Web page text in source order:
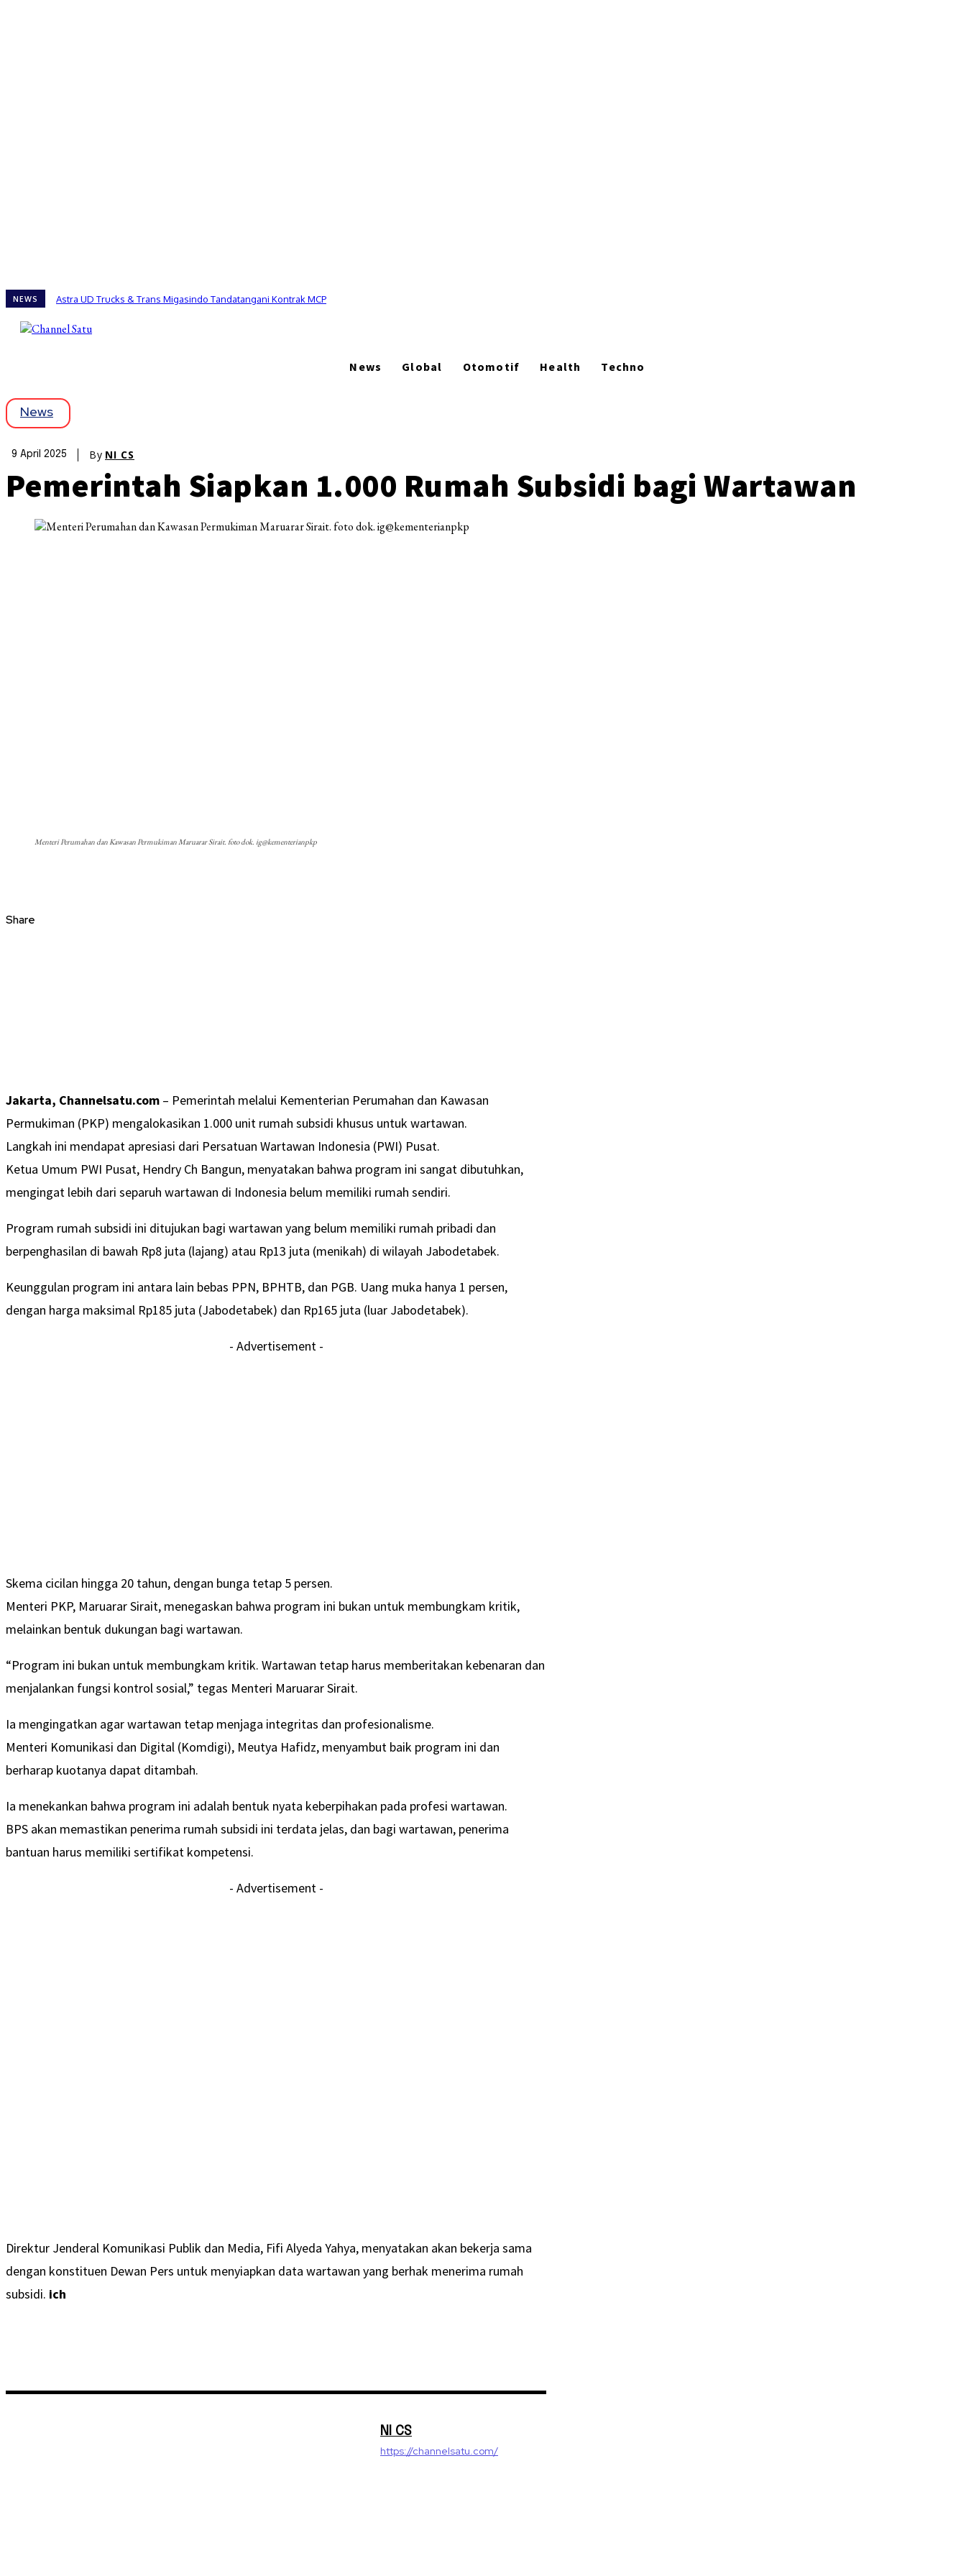
NEWS Astra UD Trucks & Trans Migasindo Tandatangani Kontrak MCP
News Global Otomotif Health Techno
News
9 April 2025 By NI CS
Pemerintah Siapkan 1.000 Rumah Subsidi bagi Wartawan
Menteri Perumahan dan Kawasan Permukiman Maruarar Sirait. foto dok. ig@kementerianpkp
Share
Jakarta, Channelsatu.com – Pemerintah melalui Kementerian Perumahan dan Kawasan
Permukiman (PKP) mengalokasikan 1.000 unit rumah subsidi khusus untuk wartawan.
Langkah ini mendapat apresiasi dari Persatuan Wartawan Indonesia (PWI) Pusat.
Ketua Umum PWI Pusat, Hendry Ch Bangun, menyatakan bahwa program ini sangat dibutuhkan,
mengingat lebih dari separuh wartawan di Indonesia belum memiliki rumah sendiri.
Program rumah subsidi ini ditujukan bagi wartawan yang belum memiliki rumah pribadi dan
berpenghasilan di bawah Rp8 juta (lajang) atau Rp13 juta (menikah) di wilayah Jabodetabek.
Keunggulan program ini antara lain bebas PPN, BPHTB, dan PGB. Uang muka hanya 1 persen,
dengan harga maksimal Rp185 juta (Jabodetabek) dan Rp165 juta (luar Jabodetabek).
- Advertisement -
Skema cicilan hingga 20 tahun, dengan bunga tetap 5 persen.
Menteri PKP, Maruarar Sirait, menegaskan bahwa program ini bukan untuk membungkam kritik,
melainkan bentuk dukungan bagi wartawan.
“Program ini bukan untuk membungkam kritik. Wartawan tetap harus memberitakan kebenaran dan
menjalankan fungsi kontrol sosial,” tegas Menteri Maruarar Sirait.
Ia mengingatkan agar wartawan tetap menjaga integritas dan profesionalisme.
Menteri Komunikasi dan Digital (Komdigi), Meutya Hafidz, menyambut baik program ini dan
berharap kuotanya dapat ditambah.
Ia menekankan bahwa program ini adalah bentuk nyata keberpihakan pada profesi wartawan.
BPS akan memastikan penerima rumah subsidi ini terdata jelas, dan bagi wartawan, penerima
bantuan harus memiliki sertifikat kompetensi.
- Advertisement -
Direktur Jenderal Komunikasi Publik dan Media, Fifi Alyeda Yahya, menyatakan akan bekerja sama
dengan konstituen Dewan Pers untuk menyiapkan data wartawan yang berhak menerima rumah
subsidi. ich
NI CS
https://channelsatu.com/